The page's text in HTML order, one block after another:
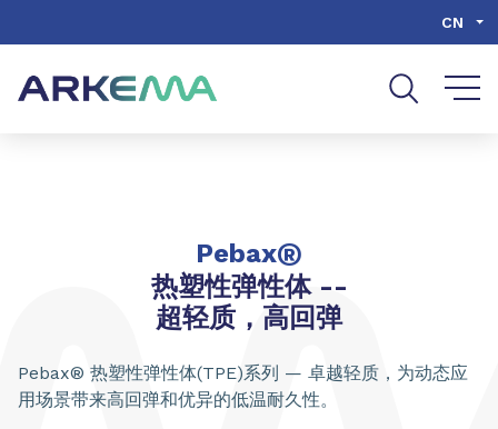
CN
Pebax®
热塑性弹性体 --
超轻质，高回弹
Pebax® 热塑性弹性体(TPE)系列 — 卓越轻质，为动态应
用场景带来高回弹和优异的低温耐久性。